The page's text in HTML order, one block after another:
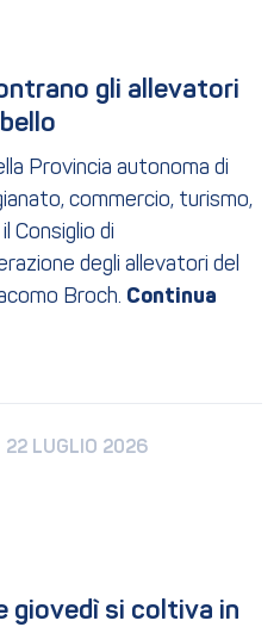
gli allevatori
Provincia autonoma di
commercio, turismo,
Consiglio di
degli allevatori del
Broch.
22 LUGLIO 2026
giovedì si coltiva in